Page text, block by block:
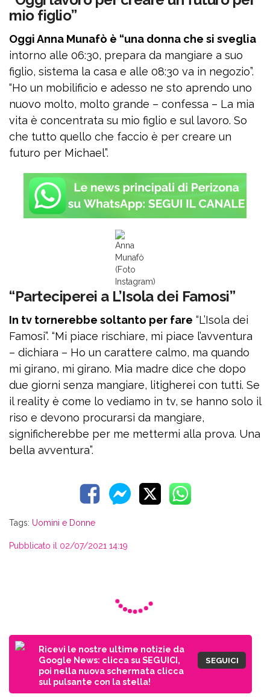
mio figlio”
Oggi Anna Munafò è “una donna che si sveglia
intorno alle 06:30, prepara da mangiare a suo
figlio, sistema la casa e alle 08:30 va in negozio”.
“Ho un mobilificio e adesso ne sto aprendo uno
nuovo molto, molto grande – confessa – La mia
vita è concentrata su mio figlio e sul lavoro. So
che tutto quello che faccio è per creare un
futuro per Michael”.
Anna
Munafò
(Foto
Instagram)
“Parteciperei a L’Isola dei Famosi”
In tv tornerebbe soltanto per fare “L’Isola dei
Famosi”. “Mi piace rischiare, mi piace l’avventura
– dichiara – Ho un carattere calmo, ma quando
mi girano, mi girano. Mia madre dice che dopo
due giorni senza mangiare, litigherei con tutti. Se
il reality è come lo vediamo in tv, se hanno solo il
riso e devono procurarsi da mangiare,
significherebbe per me mettermi alla prova. Una
bella avventura”.
Tags: Uomini e Donne
Pubblicato il 02/07/2021 14:19
Ricevi le nostre ultime notizie da
Google News: clicca su SEGUICI,
poi nella nuova schermata clicca
sul pulsante con la stella!
SEGUICI